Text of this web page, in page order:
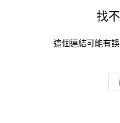
找
這個連結可能有